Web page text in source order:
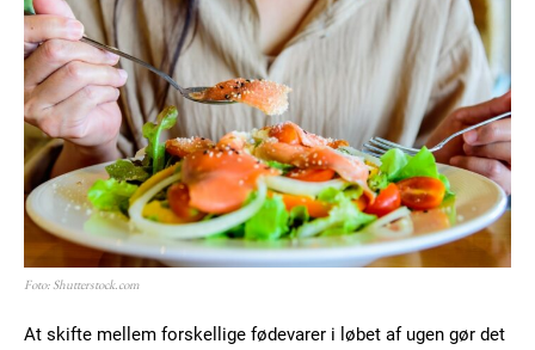
Foto: Shutterstock.com
At skifte mellem forskellige fødevarer i løbet af ugen gør det